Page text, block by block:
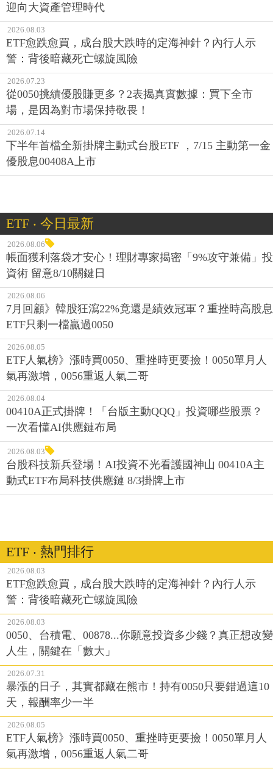
迎向大資產管理時代
2026.08.03
ETF愈跌愈買，成台股大跌時的定海神針？內行人示
警：背後暗藏死亡螺旋風險
2026.07.23
從0050挑績優股賺更多？2表揭真實數據：買下全市
場，是因為對市場保持敬畏！
2026.07.14
下半年首檔全新掛牌主動式台股ETF ，7/15 主動第一金
優股息00408A上市
ETF ‧ 今日最新
2026.08.06
帳面獲利落袋才安心！理財專家揭密「9%攻守兼備」投
資術 留意8/10關鍵日
2026.08.06
7月回顧》韓股狂瀉22%竟還是績效冠軍？重挫時高股息
ETF只剩一檔贏過0050
2026.08.05
ETF人氣榜》漲時買0050、重挫時更要撿！0050單月人
氣再激增，0056重返人氣二哥
2026.08.04
00410A正式掛牌！「台版主動QQQ」投資哪些股票？
一次看懂AI供應鏈布局
2026.08.03
台股科技新兵登場！AI投資不光看護國神山 00410A主
動式ETF布局科技供應鏈 8/3掛牌上市
ETF ‧ 熱門排行
2026.08.03
ETF愈跌愈買，成台股大跌時的定海神針？內行人示
警：背後暗藏死亡螺旋風險
2026.08.03
0050、台積電、00878...你願意投資多少錢？真正想改變
人生，關鍵在「數大」
2026.07.31
暴漲的日子，其實都藏在熊市！持有0050只要錯過這10
天，報酬率少一半
2026.08.05
ETF人氣榜》漲時買0050、重挫時更要撿！0050單月人
氣再激增，0056重返人氣二哥